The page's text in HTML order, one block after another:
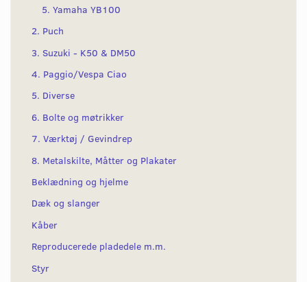
5. Yamaha YB100
2. Puch
3. Suzuki - K50 & DM50
4. Paggio/Vespa Ciao
5. Diverse
6. Bolte og møtrikker
7. Værktøj / Gevindrep
8. Metalskilte, Måtter og Plakater
Beklædning og hjelme
Dæk og slanger
Kåber
Reproducerede pladedele m.m.
Styr